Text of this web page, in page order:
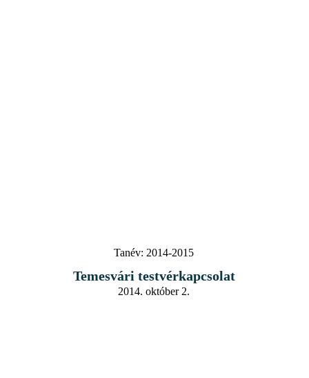
Tanév: 2014-2015
Temesvári testvérkapcsolat
2014. október 2.